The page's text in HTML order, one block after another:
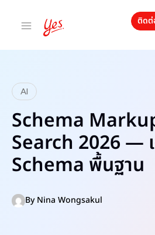
ติดต่
AI
Schema
Search 2026 —
Schema พื้นฐาน
ByNina Wongsakul